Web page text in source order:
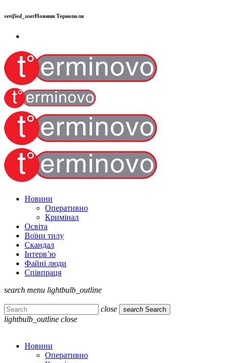
verified_userНовини Тернополя
Новини
Оперативно
Кримінал
Освіта
Воїни тилу
Скандал
Інтерв’ю
Файні люди
Співпраця
search menu lightbulb_outline
close search Search
lightbulb_outline close
Новини
Оперативно